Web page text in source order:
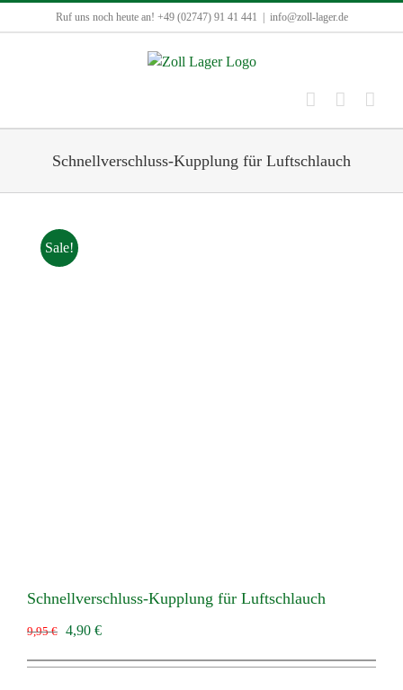
Inhalt
Ruf uns noch heute an! +49 (02747) 91 41 441 info@zoll-lager.de
Schnellverschluss-Kupplung für Luftschlauch
Sale!
Schnellverschluss-Kupplung für Luftschlauch
9,95€ Ursprünglicher
war:
4,90 €Aktueller
ist: